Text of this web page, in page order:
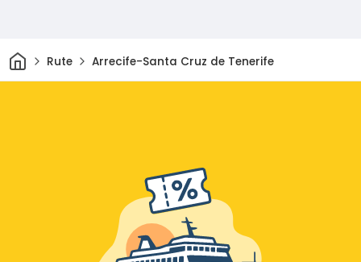
DomRute Arrecife-Santa Cruz de Tenerife